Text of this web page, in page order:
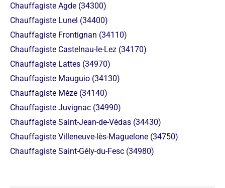
Chauffagiste Agde (34300)
Chauffagiste Lunel (34400)
Chauffagiste Frontignan (34110)
Chauffagiste Castelnau-le-Lez (34170)
Chauffagiste Lattes (34970)
Chauffagiste Mauguio (34130)
Chauffagiste Mèze (34140)
Chauffagiste Juvignac (34990)
Chauffagiste Saint-Jean-de-Védas (34430)
Chauffagiste Villeneuve-lès-Maguelone (34750)
Chauffagiste Saint-Gély-du-Fesc (34980)